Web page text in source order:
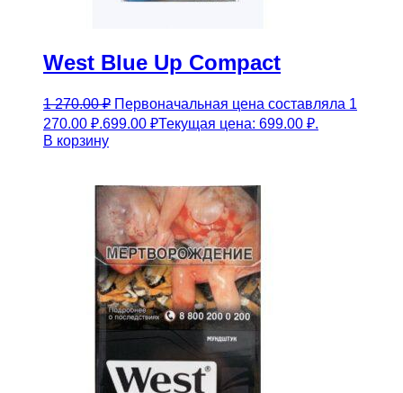
West Blue Up Compact
1 270.00₽ Первоначальная цена составляла 1
270.00 ₽.699.00 ₽Текущая цена: 699.00 ₽.
В корзину